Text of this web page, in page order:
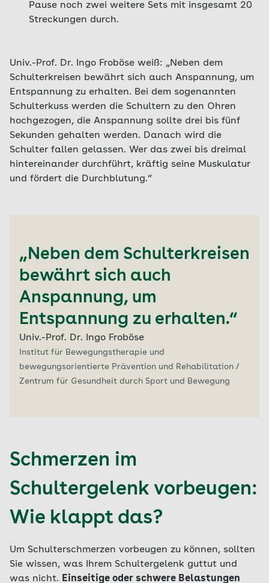
Pause noch zwei weitere Sets mit insgesamt 20
Streckungen durch.
Univ.-Prof. Dr. Ingo Froböse weiß: „Neben dem
Schulterkreisen bewährt sich auch Anspannung, um
Entspannung zu erhalten. Bei dem sogenannten
Schulterkuss werden die Schultern zu den Ohren
hochgezogen, die Anspannung sollte drei bis fünf
Sekunden gehalten werden. Danach wird die
Schulter fallen gelassen. Wer das zwei bis dreimal
hintereinander durchführt, kräftig seine Muskulatur
und fördert die Durchblutung.“
„Neben dem Schulterkreisen
bewährt sich auch
Anspannung, um
Entspannung zu erhalten.“
Univ.-Prof. Dr. Ingo Froböse
Institut für Bewegungstherapie und
bewegungsorientierte Prävention und Rehabilitation /
Zentrum für Gesundheit durch Sport und Bewegung
Schmerzen im
Schultergelenk vorbeugen:
Wie klappt das?
Um Schulterschmerzen vorbeugen zu können, sollten
Sie wissen, was Ihrem Schultergelenk guttut und
was nicht. Einseitige oder schwere Belastungen